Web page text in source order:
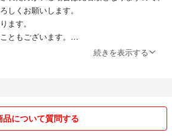
しくお願いします。
ます。
ともございます。
い、圧縮包装にて発送することがあります。
りがとうございました。
続きを表示する
品について質問する